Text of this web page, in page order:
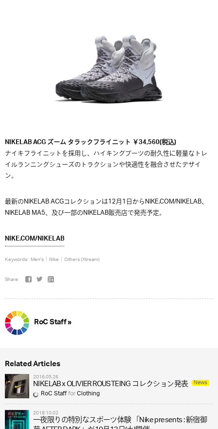
NIKELAB ACG ズーム タラックフライニット ￥34,560(税込)
ナイキフライニットを採用し、ハイキングブーツの耐久性に軽量なトレ
イルランニングシューズのトラクションや快適性を融合させたデザイ
ン。
最新のNIKELAB ACGコレクションは12月1日からNIKE.COM/NIKELAB、
NIKELAB MA5、及び一部のNIKELAB販売店で発売予定。
NIKE.COM/NIKELAB
Keywords: Men's Nike Others (Xtream)
Share:
RoC Staff »
Related Articles
2016.05.26
NIKELAB x OLIVIER ROUSTEING コレクション発表 News
RoC StaffforClothing
2018.10.02
一夜限りの特別なスポーツ体験 「Nike presents : 新宿御